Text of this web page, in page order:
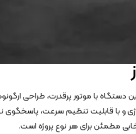
با موتور پرقدرت، طراحی
قابلیت تنظیم سرعت، پاسخگوی
مطمئن برای هر نوع پروژه است.